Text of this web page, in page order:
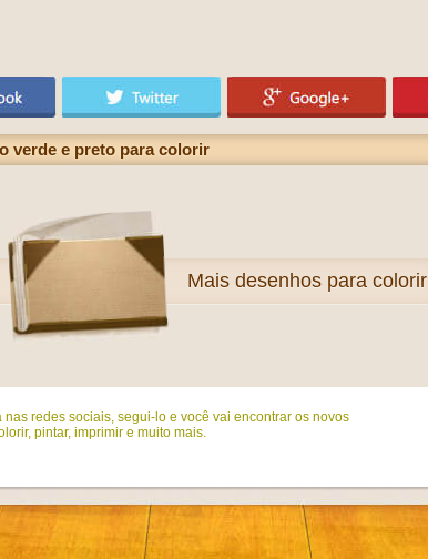
verde e preto para colorir
Mais desenhos para colorir
nas redes sociais, segui-lo e você vai encontrar os novos
pintar, imprimir e muito mais.